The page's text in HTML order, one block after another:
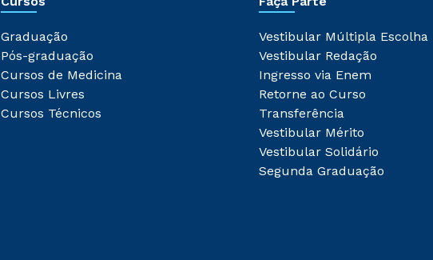
Graduação
Pós-graduação
Cursos de Medicina
Cursos Livres
Cursos Técnicos
Vestibular Múltipla Escolha
Vestibular Redação
Ingresso via Enem
Retorne ao Curso
Transferência
Vestibular Mérito
Vestibular Solidário
Segunda Graduação